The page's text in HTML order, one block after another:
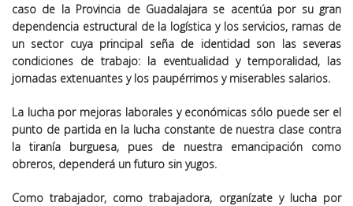
caso de la Provincia de Guadalajara se acentúa por su gran
dependencia estructural de la logística y los servicios, ramas de
un sector cuya principal seña de identidad son las severas
condiciones de trabajo: la eventualidad y temporalidad, las
jornadas extenuantes y los paupérrimos y miserables salarios.
La lucha por mejoras laborales y económicas sólo puede ser el
punto de partida en la lucha constante de nuestra clase contra
la tiranía burguesa, pues de nuestra emancipación como
obreros, dependerá un futuro sin yugos.
Como trabajador, como trabajadora, organízate y lucha por